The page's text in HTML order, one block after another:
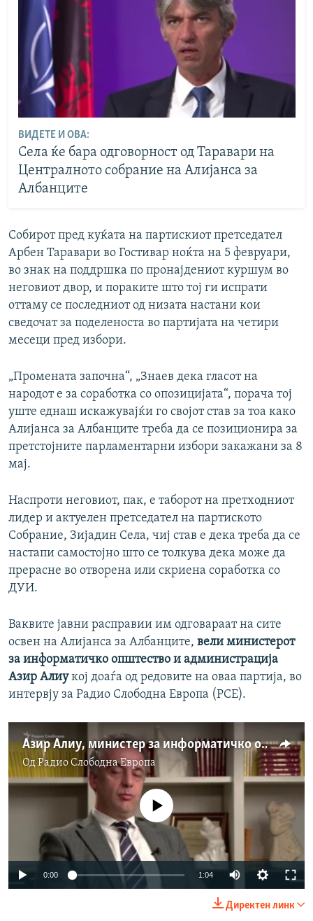
ВИДЕТЕ И ОВА:
Села ќе бара одговорност од Таравари на
Централното собрание на Алијанса за
Албанците
Собирот пред куќата на партискиот претседател
Арбен Таравари во Гостивар ноќта на 5 февруари,
во знак на поддршка по пронајдениот куршум во
неговиот двор, и пораките што тој ги испрати
оттаму се последниот од низата настани кои
сведочат за поделеноста во партијата на четири
месеци пред избори.
„Промената започна“, „Знаев дека гласот на
народот е за соработка со опозицијата“, порача тој
уште еднаш искажувајќи го својот став за тоа како
Алијанса за Албанците треба да се позиционира за
претстојните парламентарни избори закажани за 8
мај.
Наспроти неговиот, пак, е таборот на претходниот
лидер и актуелен претседател на партиското
Собрание, Зијадин Села, чиј став е дека треба да се
настапи самостојно што се толкува дека може да
прерасне во отворена или скриена соработка со
ДУИ.
Ваквите јавни расправии им одговараат на сите
освен на Алијанса за Албанците, вели министерот
за информатичко општество и администрација
Азир Алиукој доаѓа од редовите на оваа партија, во
интервју за Радио Слободна Европа (РСЕ).
Азир Алиу, министер за информатичко општество и администрација
ОдРадио Слободна Eвропа
No media source currently available
0:00 1:04
Директен линк